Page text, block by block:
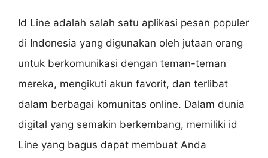
Id Line adalah salah satu aplikasi pesan populer
di Indonesia yang digunakan oleh jutaan orang
untuk berkomunikasi dengan teman-teman
mereka, mengikuti akun favorit, dan terlibat
dalam berbagai komunitas online. Dalam dunia
digital yang semakin berkembang, memiliki id
Line yang bagus dapat membuat Anda